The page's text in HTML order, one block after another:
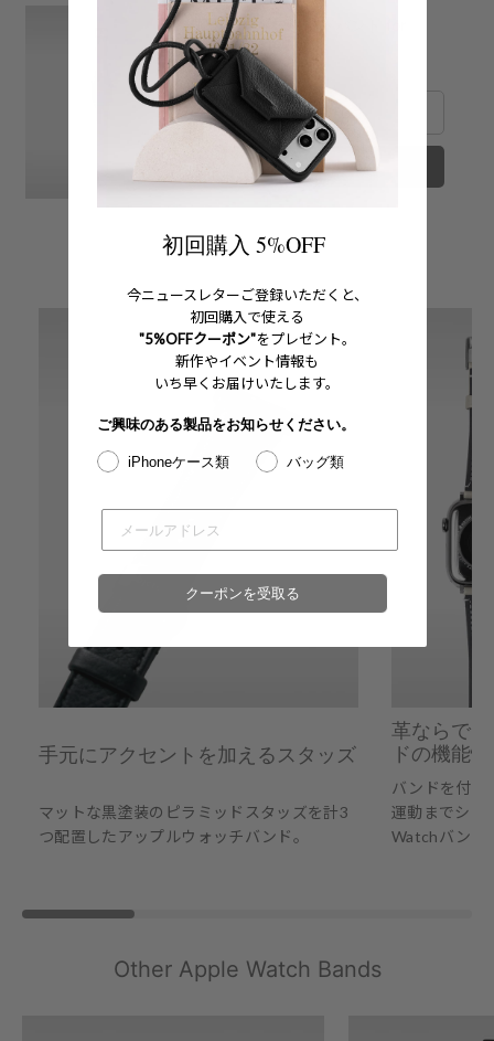
レザーハイブリッドバンド for
Apple Watch
Price
¥12,100
カートに追加する
手元にアクセントを加えるスタッズ
マットな黒塗装のピラミッドスタッズを計3
つ配置したアップルウォッチバンド。
革ならで
ドの機能性
バンドを付け
運動までシー
Watchバンド
Other Apple Watch Bands
初回購入 5%OFF
今ニュースレターご登録いただくと、
初回購入で使える
"5%OFFクーポン"をプレゼント。
新作やイベント情報も
いち早くお届けいたします。
ご興味のある製品をお知らせください。
iPhoneケース類 バッグ類
クーポンを受取る